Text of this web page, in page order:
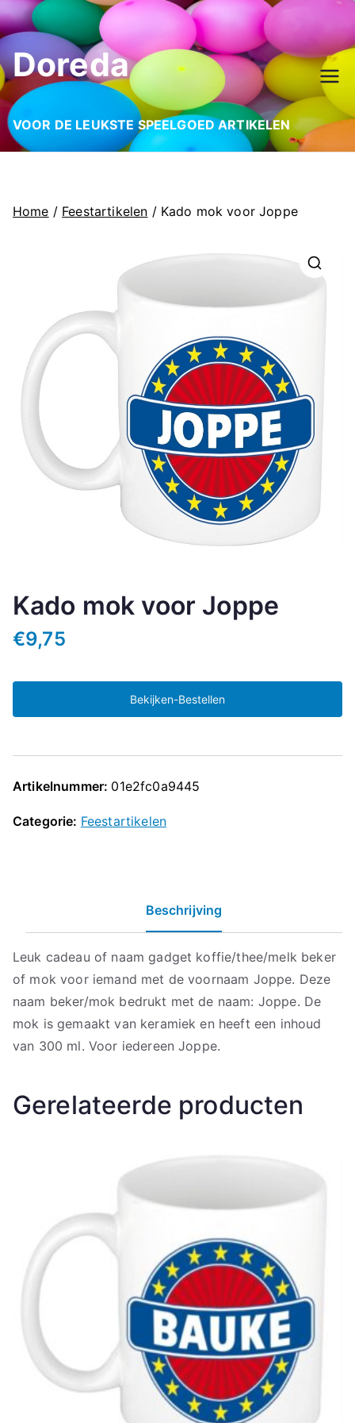
Ga
naar
de
inhoud
Doreda
VOOR DE LEUKSTE SPEELGOED ARTIKELEN
Home / Feestartikelen / Kado mok voor Joppe
Kado mok voor Joppe
€9,75
Bekijken-Bestellen
Artikelnummer: 01e2fc0a9445
Categorie: Feestartikelen
Beschrijving
Leuk cadeau of naam gadget koffie/thee/melk beker
of mok voor iemand met de voornaam Joppe. Deze
naam beker/mok bedrukt met de naam: Joppe. De
mok is gemaakt van keramiek en heeft een inhoud
van 300 ml. Voor iedereen Joppe.
Gerelateerde producten